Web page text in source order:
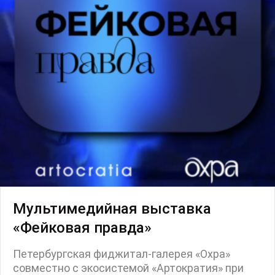
Пресс-конференция
Маркет
Ярмарка
Интервью
Open call
Экскурсия
Blazar 2024
Встречи
Круглый стол
Мультимедийная выставка
«Фейковая правда»
Петербургская фиджитал-галерея «Охра»
совместно с экосистемой «Артократия» при